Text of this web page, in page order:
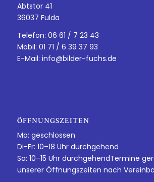
Abtstor 41
36037 Fulda
Telefon: 06 61 / 7 23 43
Mobil: 01 71 / 6 39 37 93
E-Mail: info@bilder-fuchs.de
ÖFFNUNGSZEITEN
Mo: geschlossen
Di-Fr: 10–18 Uhr durchgehend
Sa: 10–15 Uhr durchgehendTermine
unserer Öffnungszeiten nach